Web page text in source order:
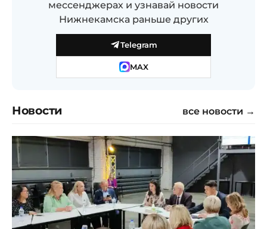
мессенджерах и узнавай новости
Нижнекамска раньше других
Telegram
MAX
Новости все новости →